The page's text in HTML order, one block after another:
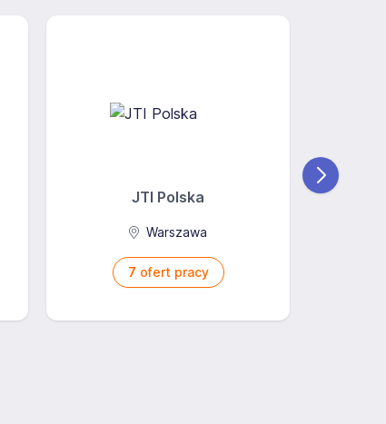
JTI Polska
Warszawa
7 ofert pracy